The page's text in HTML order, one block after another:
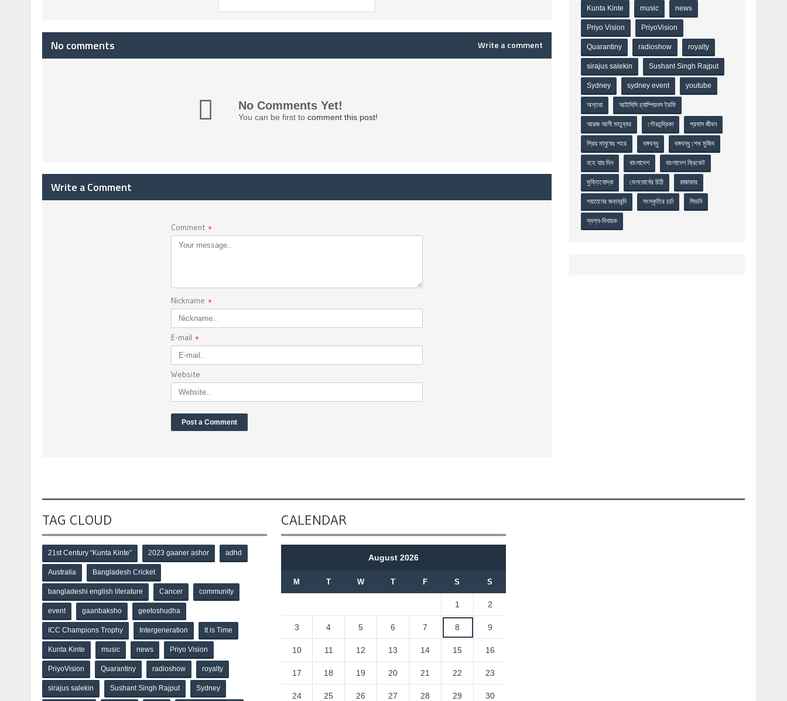
No comments Write a comment
No Comments Yet!
You can be first to comment this post!
Write a Comment
Comment *
Nickname *
E-mail *
Website
Kunta Kinte music news
Priyo Vision PriyoVision
Quarantiny radioshow royalty
sirajus salekin Sushant Singh Rajput
Sydney sydney event youtube
অন্তরা আইসিসি চ্যাম্পিয়নস ট্রফি
আরজ আলী মাতুব্বর গৌরচন্দ্রিকা প্রবাস জীবন
প্রিয় মানুষের শহর বঙ্গবন্ধু বঙ্গবন্ধু শেখ মুজিব
বহে যায় দিন বাংলাদেশ বাংলাদেশ ক্রিকেট
মুক্তিযোদ্ধা মেলবোর্নের চিঠি রাজাকার
শয়তানের জবানবন্দি সংস্কৃতির চর্চা সিডনি
স্বপ্ন-বিধায়ক
TAG CLOUD
21st Century “Kunta Kinte” 2023 gaaner ashor adhd
Australia Bangladesh Cricket
bangladeshi english literature Cancer community
event gaanbaksho geetoshudha
ICC Champions Trophy Intergeneration It is Time
Kunta Kinte music news Priyo Vision
PriyoVision Quarantiny radioshow royalty
sirajus salekin Sushant Singh Rajput Sydney
CALENDAR
August 2026
M T W T F S S
1 2
3 4 5 6 7 8 9
10 11 12 13 14 15 16
17 18 19 20 21 22 23
24 25 26 27 28 29 30